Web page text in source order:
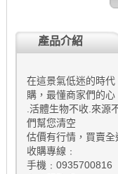
產品介紹
在這景氣低迷的時
購，最懂商家們的心
.活體生物不收.來源
們幫您清空
估價有行情，買賣
收購專線﹕
手機